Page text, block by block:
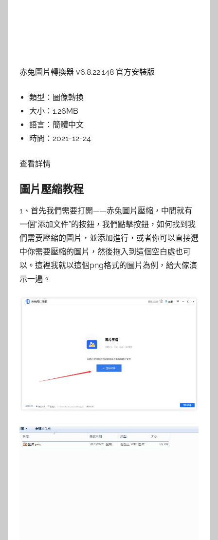
赤兔圖片轉換器 v6.8.22.148 官方安裝版
類型： 圖像轉換
大小： 1.26MB
語言： 簡體中文
時間： 2021-12-24
查看詳情
圖片壓縮教程
1、首先我們需要打開——赤兔圖片壓縮， 中間就有
一個“添加文件”的按鈕，我們點擊按鈕，如何找到我
們需要壓縮的圖片，並添加進行，或者你可以直接選
中你需要壓縮的圖片，然後拖入到這個空白處也可
以。這裡我就以這個png格式的圖片為例，給大傢演
示一遍。